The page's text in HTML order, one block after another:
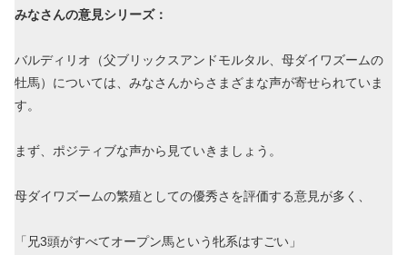
みなさんの意見シリーズ：
バルディリオ（父ブリックスアンドモルタル、母ダイワズームの
牡馬）については、みなさんからさまざまな声が寄せられていま
す。
まず、ポジティブな声から見ていきましょう。
母ダイワズームの繁殖としての優秀さを評価する意見が多く、
「兄3頭がすべてオープン馬という牝系はすごい」